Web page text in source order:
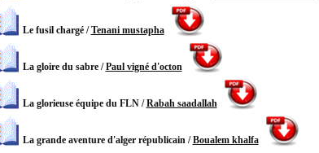
Le fusil chargé/Tenani mustapha
La gloire du sabre/Paul vigné d'octon
La glorieuse équipe du FLN/Rabah saadallah
La grande aventure d'alger républicain/Boualem khalfa